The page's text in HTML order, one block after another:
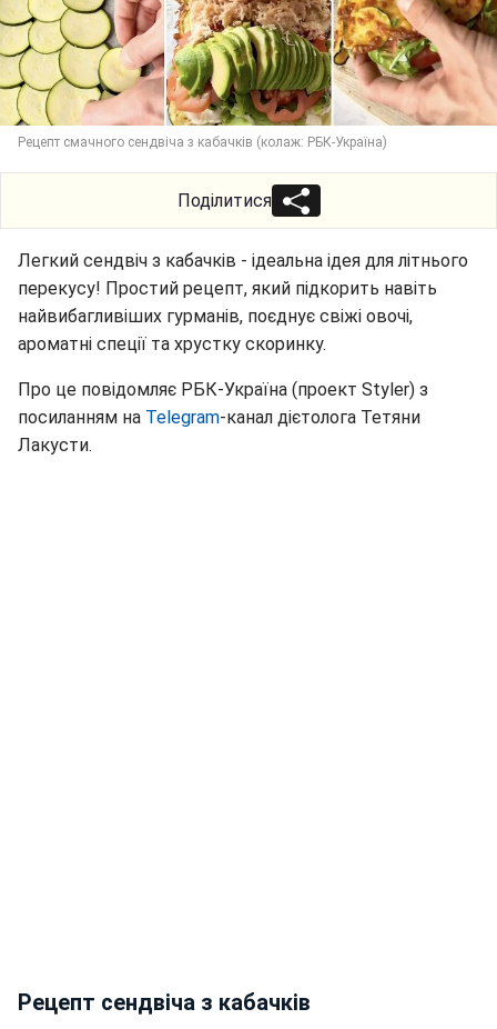
Рецепт смачного сендвіча з кабачків (колаж: РБК-Україна)
Поділитися
Легкий сендвіч з кабачків - ідеальна ідея для літнього
перекусу! Простий рецепт, який підкорить навіть
найвибагливіших гурманів, поєднує свіжі овочі,
ароматні спеції та хрустку скоринку.
Про це повідомляє РБК-Україна (проект Styler) з
посиланням на Telegram-канал дієтолога Тетяни
Лакусти.
Рецепт сендвіча з кабачків